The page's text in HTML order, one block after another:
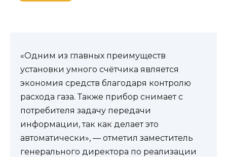
«Одним из главных преимуществ
установки умного счётчика является
экономия средств благодаря контролю
расхода газа. Также прибор снимает с
потребителя задачу передачи
информации, так как делает это
автоматически», — отметил заместитель
генерального директора по реализации